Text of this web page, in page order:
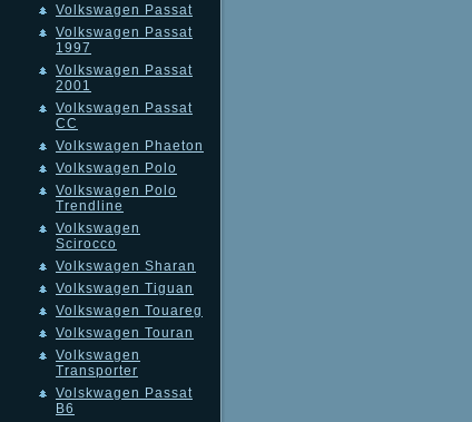
Volkswagen Passat
Volkswagen Passat
1997
Volkswagen Passat
2001
Volkswagen Passat
CC
Volkswagen Phaeton
Volkswagen Polo
Volkswagen Polo
Trendline
Volkswagen
Scirocco
Volkswagen Sharan
Volkswagen Tiguan
Volkswagen Touareg
Volkswagen Touran
Volkswagen
Transporter
Volskwagen Passat
B6